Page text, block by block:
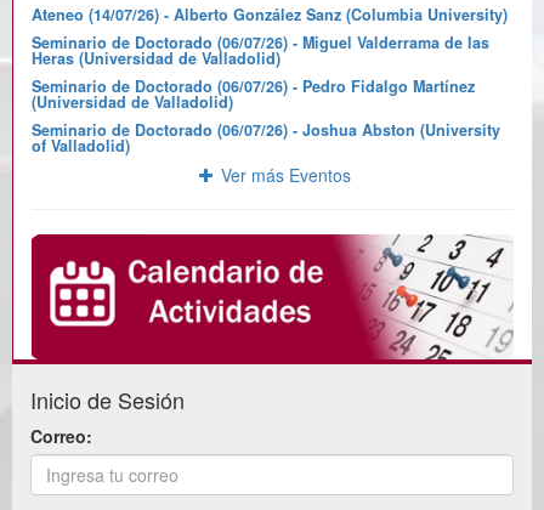
Ateneo (14/07/26) - Alberto González Sanz (Columbia University)
Seminario de Doctorado (06/07/26) - Miguel Valderrama de las
Heras (Universidad de Valladolid)
Seminario de Doctorado (06/07/26) - Pedro Fidalgo Martínez
(Universidad de Valladolid)
Seminario de Doctorado (06/07/26) - Joshua Abston (University
of Valladolid)
Ver más Eventos
Inicio de Sesión
Correo: